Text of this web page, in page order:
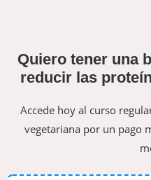
Quiero tener una
reducir las
Accede hoy al curso
vegetariana por un pago